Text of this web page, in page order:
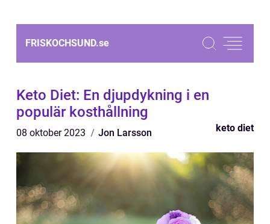
FRISKOCHSUND.se
Keto Diet: En djupdykning i en
populär kosthållning
08 oktober 2023 Jon Larsson keto diet